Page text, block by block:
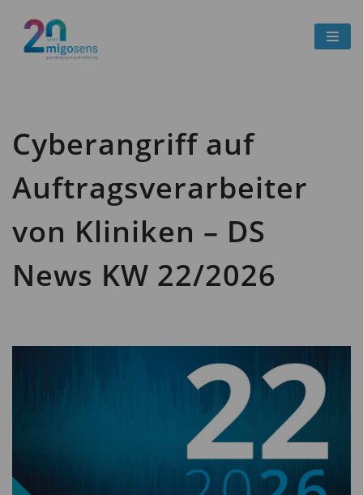
Zum
Cyberangriff auf
Auftragsverarbeiter
von Kliniken – DS
News KW 22/2026